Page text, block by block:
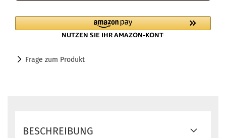
Frage zum Produkt
BESCHREIBUNG